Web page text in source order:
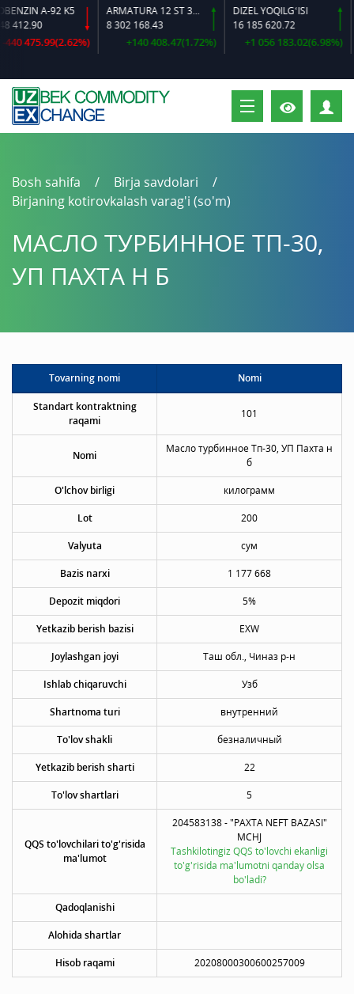
A-92 K5
475.99(2.62%)
ARMATURA 12 ST 35 GS O‘LCHAMLI
8 302 168.43
+140 408.47(1.72%)
DIZEL YOQILG‘ISI
16 185 620.72
+1 056 183.02(6.98%)
Bosh sahifa
Birja savdolari
Birjaning kotirovkalash varag'i (so'm)
МАСЛО ТУРБИННОЕ ТП-30,
УП ПАХТА Н Б
Tovarning nomi Nomi
Standart kontraktning
raqami
101
Nomi
Масло турбинное Тп-30, УП Пахта н
б
O'lchov birligi килограмм
Lot 200
Valyuta сум
Bazis narxi 1 177 668
Depozit miqdori 5%
Yetkazib berish bazisi EXW
Joylashgan joyi Таш обл., Чиназ р-н
Ishlab chiqaruvchi Узб
Shartnoma turi внутренний
To'lov shakli безналичный
Yetkazib berish sharti 22
To'lov shartlari 5
QQS to'lovchilari to'g'risida
ma'lumot
204583138 - "PAXTA NEFT BAZASI"
MCHJ
Tashkilotingiz QQS to'lovchi ekanligi
to'g'risida ma'lumotni qanday olsa
bo'ladi?
Qadoqlanishi
Alohida shartlar
Hisob raqami 20208000300600257009